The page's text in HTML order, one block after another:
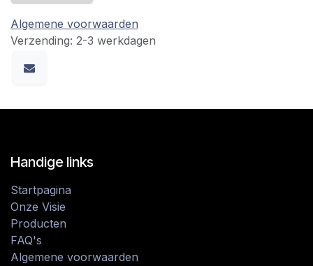
Algemene voorwaarden
Verzending: 2-3 werkdagen
Handige links
Startpagina
Onze Visie
Producten
FAQ's
Algemene voorwaarden